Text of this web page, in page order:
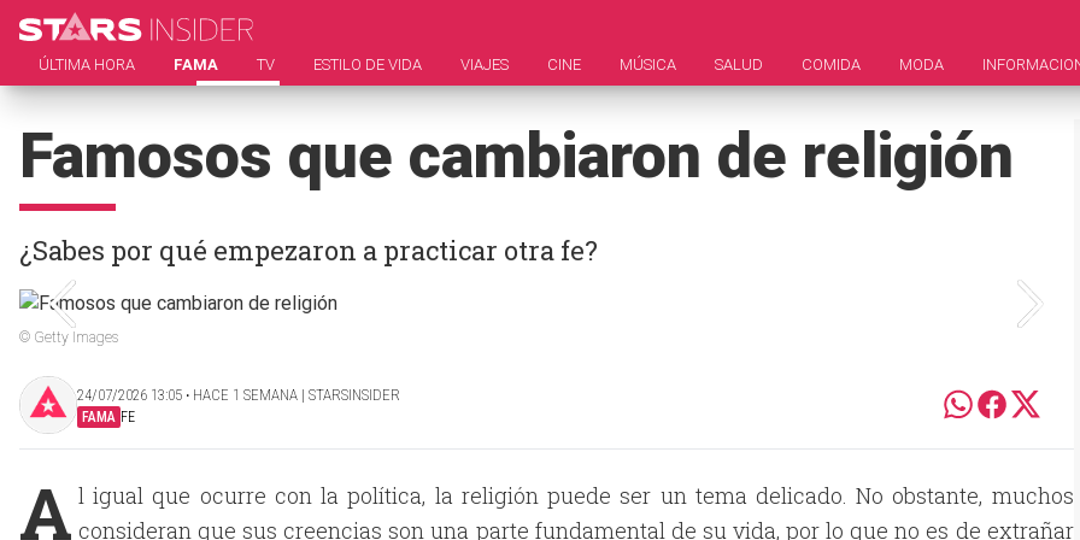
ÚLTIMA HORA FAMA TV ESTILO DE VIDA VIAJES CINE MÚSICA SALUD COMIDA MODA
Famosos que cambiaron de religión
¿Sabes por qué empezaron a practicar otra fe?
© Getty Images
24/07/2026 13:05 ‧ HACE 1 SEMANA | STARSINSIDER
FAMA FE
A l igual que ocurre con la política, la religión puede ser un tema delicado. No obstante, muchos
consideran que sus creencias son una parte fundamental de su vida, por lo que no es de extrañar